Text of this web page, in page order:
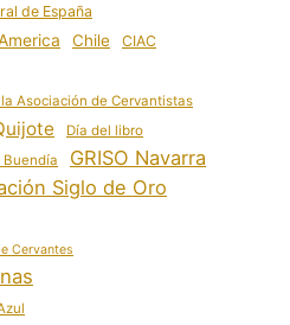
de España
Chile CIAC
Asociación de Cervantistas
Día del libro
Buendía
GRISO Navarra
Siglo de Oro
Cervantes